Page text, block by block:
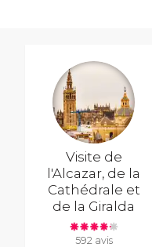
Visite de
l'Alcazar, de la
Cathédrale et
de la Giralda
592 avis